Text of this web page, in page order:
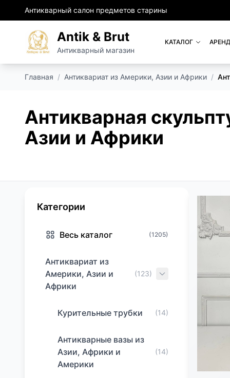
Антикварный салон предметов старины
Antik & Brut
Антикварный магазин
КАТАЛОГ
Главная / Антиквариат из Америки, Азии и Африки /
Антикварная
Азии и Африки
Категории
Весь каталог (1205)
Антиквариат из
Америки, Азии и
Африки
(123)
Курительные трубки (14)
Антикварные вазы из
Азии, Африки и
Америки
(14)